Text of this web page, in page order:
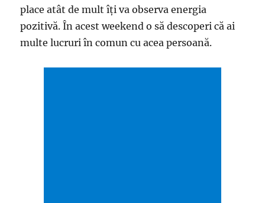
place atât de mult îți va observa energia
pozitivă. În acest weekend o să descoperi că ai
multe lucruri în comun cu acea persoană.